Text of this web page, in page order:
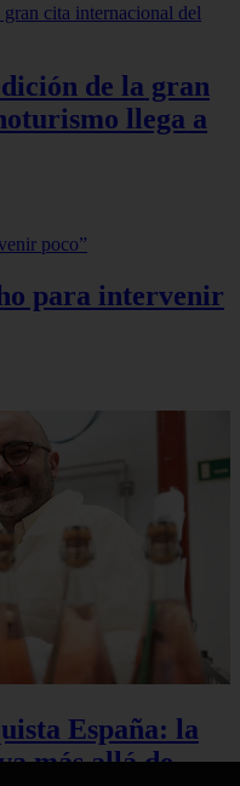
de la gran
llega a
para intervenir
España: la
más allá de